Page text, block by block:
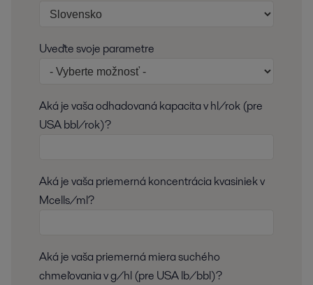
Uveďte svoje parametre
Aká je vaša odhadovaná kapacita v hl/rok (pre
USA bbl/rok)?
Aká je vaša priemerná koncentrácia kvasiniek v
Mcells/ml?
Aká je vaša priemerná miera suchého
chmeľovania v g/hl (pre USA lb/bbl)?